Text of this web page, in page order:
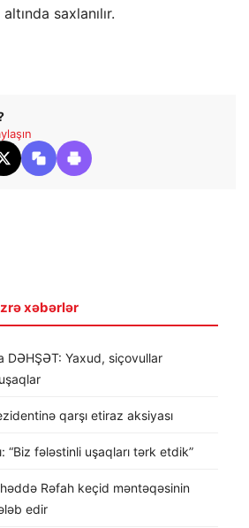
saxlanılır.
xəbərlər
DƏHŞƏT: Yaxud, siçovullar
qarşı etiraz aksiyası
“Biz fələstinli uşaqları tərk etdik”
Rəfah keçid məntəqəsinin
edir